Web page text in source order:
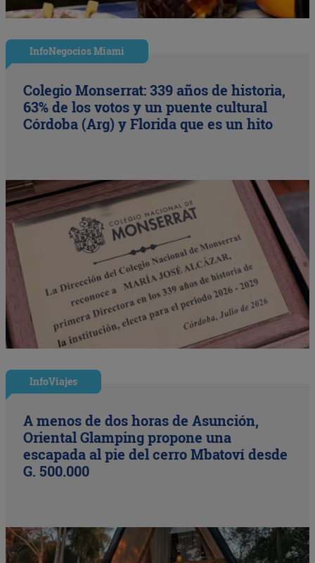
InfoNegocios Miami
Colegio Monserrat: 339 años de historia,
63% de los votos y un puente cultural
Córdoba (Arg) y Florida que es un hito
InfoViajes
A menos de dos horas de Asunción,
Oriental Glamping propone una
escapada al pie del cerro Mbatoví desde
G. 500.000